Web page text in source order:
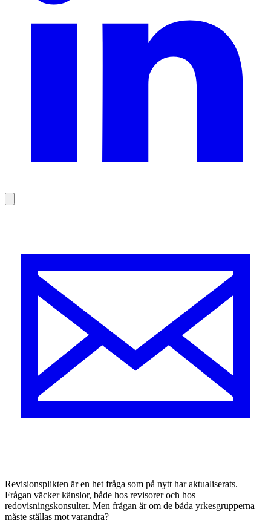
Revisionsplikten är en het fråga som på nytt har aktualiserats.
Frågan väcker känslor, både hos revisorer och hos
redovisningskonsulter. Men frågan är om de båda yrkesgrupperna
måste ställas mot varandra?